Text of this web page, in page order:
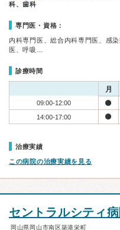
科、歯科
専門医・資格：
内科専門医、総合内科専門医、感
医、呼吸…
診療時間
月
09:00-12:00
14:00-17:00
治療実績
この病院の治療実績を見る
セントラルシティ
岡山県岡山市南区築港栄町